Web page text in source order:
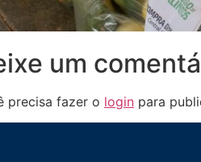
um
precisa fazer o login para